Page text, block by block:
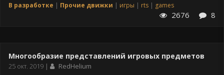
В разработке Прочие движки игры rts games
2676 8
Многообразие представлений игровых предметов
Дата
25 окт. 2019 RedHelium